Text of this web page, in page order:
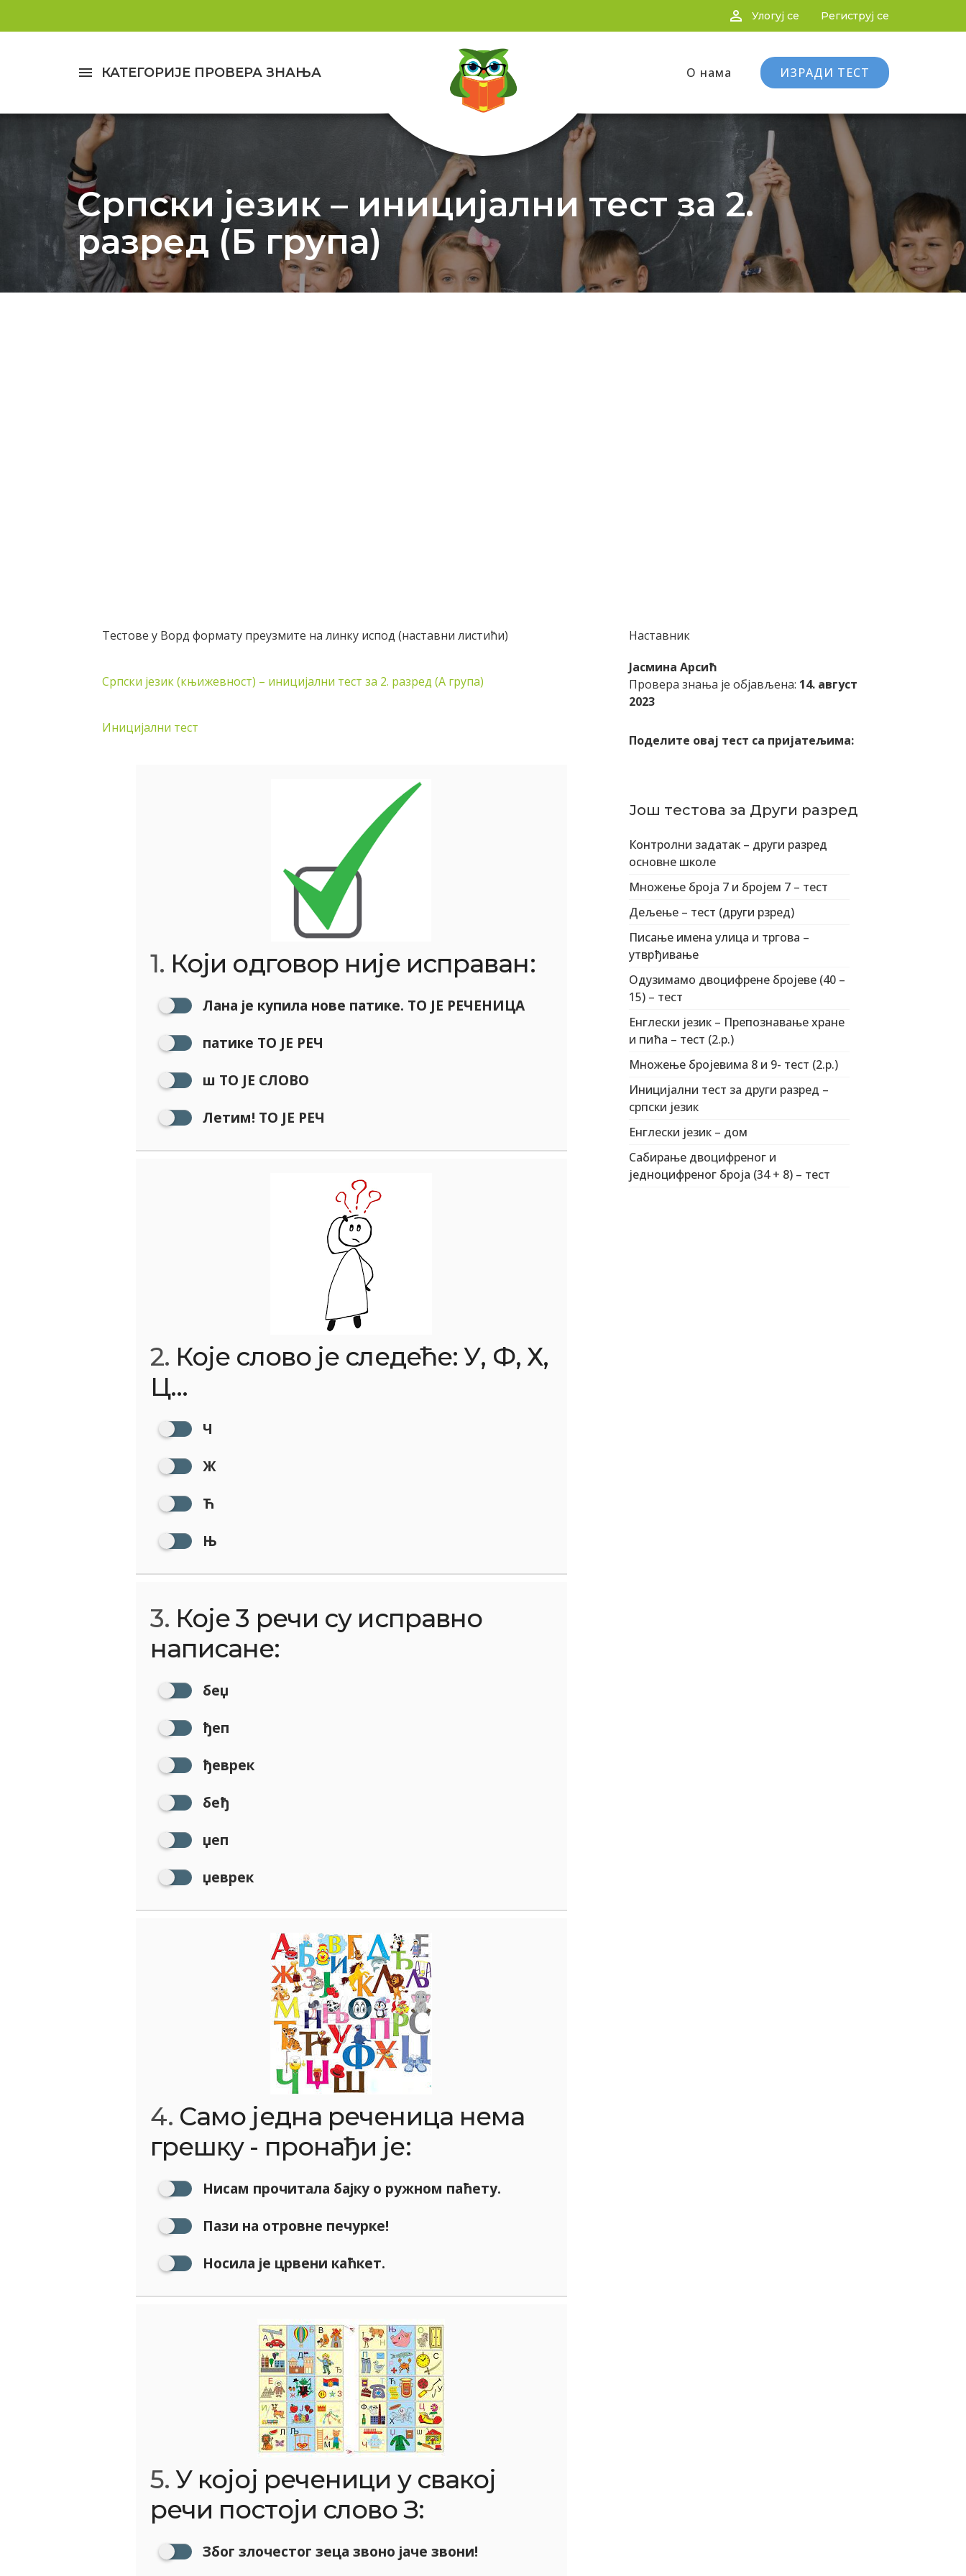
person_outline Улогуј се Региструј се
menu КАТЕГОРИЈЕ ПРОВЕРА ЗНАЊА О нама ИЗРАДИ ТЕСТ
Српски језик – иницијални тест за 2.
разред (Б група)
Тестове у Ворд формату преузмите на линку испод (наставни листићи)
Српски језик (књижевност) – иницијални тест за 2. разред (А група)
Иницијални тест
1. Који одговор није исправан:
Лана је купила нове патике. ТО ЈЕ РЕЧЕНИЦА
патике ТО ЈЕ РЕЧ
ш ТО ЈЕ СЛОВО
Летим! ТО ЈЕ РЕЧ
2. Које слово је следеће: У, Ф, Х,
Ц...
Ч
Ж
Ћ
Њ
3. Које 3 речи су исправно
написане:
беџ
ђеп
ђеврек
беђ
џеп
џеврек
4. Само једна реченица нема
грешку - пронађи је:
Нисам прочитала бајку о ружном паћету.
Пази на отровне печурке!
Носила је црвени каћкет.
5. У којој реченици у свакој
речи постоји слово З:
Због злочестог зеца звоно јаче звони!
Наставник
Јасмина Арсић
Провера знања је објављена: 14. август
2023
Поделите овај тест са пријатељима:
Још тестова за Други разред
Контролни задатак – други разред
основне школе
Множење броја 7 и бројем 7 – тест
Дељење – тест (други рзред)
Писање имена улица и тргова –
утврђивање
Одузимамо двоцифрене бројеве (40 –
15) – тест
Енглески језик – Препознавање хране
и пића – тест (2.р.)
Множење бројевима 8 и 9- тест (2.р.)
Иницијални тест за други разред –
српски језик
Енглески језик – дом
Сабирање двоцифреног и
једноцифреног броја (34 + 8) – тест